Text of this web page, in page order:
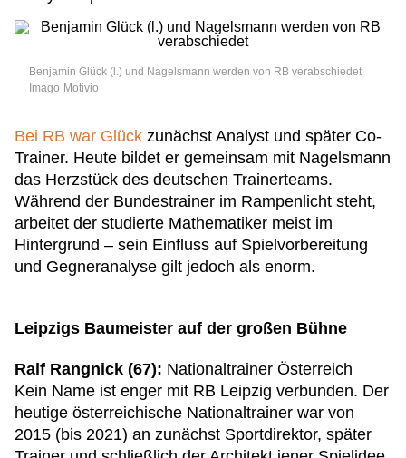
Benjamin Glück (l.) und Nagelsmann werden von RB verabschiedet
Imago Motivio
Bei RB war Glück zunächst Analyst und später Co-
Trainer. Heute bildet er gemeinsam mit Nagelsmann
das Herzstück des deutschen Trainerteams.
Während der Bundestrainer im Rampenlicht steht,
arbeitet der studierte Mathematiker meist im
Hintergrund – sein Einfluss auf Spielvorbereitung
und Gegneranalyse gilt jedoch als enorm.
Leipzigs Baumeister auf der großen Bühne
Ralf Rangnick (67): Nationaltrainer Österreich
Kein Name ist enger mit RB Leipzig verbunden. Der
heutige österreichische Nationaltrainer war von
2015 (bis 2021) an zunächst Sportdirektor, später